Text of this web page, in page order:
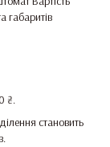
габаритів
₴.
становить